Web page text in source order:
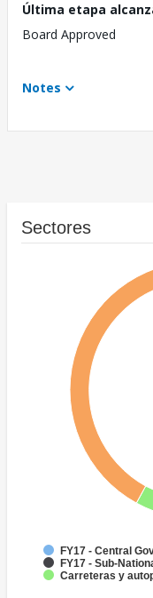
Última etapa
Board Approved
Notes
Sectores
FY17 - Central
FY17 - Sub-
Carreteras y